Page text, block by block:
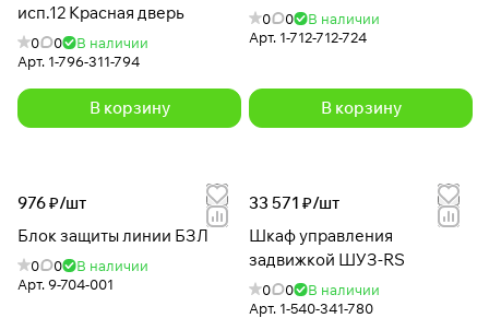
исп.12 Красная дверь
0 0
В наличии
Арт. 1-796-311-794
В корзину
0 0
В наличии
Арт. 1-712-712-724
В корзину
976 ₽/шт
Блок защиты линии БЗЛ
0 0
В наличии
Арт.9-704-001
33 571 ₽/шт
Шкаф управления
задвижкой ШУЗ-RS
0 0
В наличии
Арт. 1-540-341-780